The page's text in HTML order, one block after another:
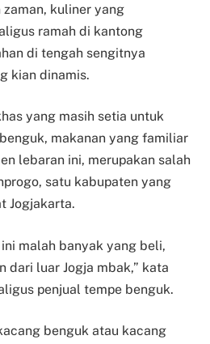
kuliner yang
ramah di kantong
di tengah sengitnya
kian dinamis.
yang masih setia untuk
makanan yang familiar
lebaran ini, merupakan salah
satu kabupaten yang
Jogjakarta.
malah banyak yang beli,
dari luar Jogja mbak,” kata
penjual tempe benguk.
benguk atau kacang